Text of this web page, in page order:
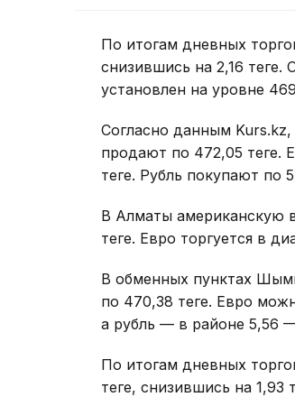
По итогам дневных
снизившись на 2,16
установлен на уровне
Согласно данным
продают по 472,05 теңге.
теңге. Рубль покупают по
В Алматы американскую
теңге. Евро торгуется в
В обменных пунктах
по 470,38 теңге. Евро
а рубль — в районе 5,56 —
По итогам дневных
теңге, снизившись на 1,93